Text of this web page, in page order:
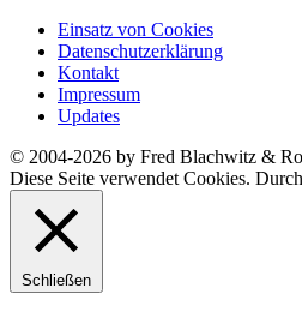
Einsatz von Cookies
Datenschutzerklärung
Kontakt
Impressum
Updates
© 2004-2026 by Fred Blachwitz &
Diese Seite verwendet Cookies.
Schließen